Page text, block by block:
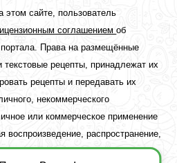
сайте, пользователь
соглашениемоб
Права на размещённые
рецепты, принадлежат их
рецепты и передавать их
некоммерческого
или коммерческое применение
воспроизведение, распространение,
возможно лишь при наличии